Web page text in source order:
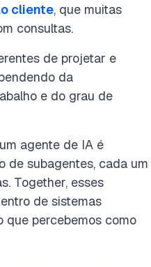
cliente, que muitas
consultas.
de projetar e
da
e do grau de
agente de IA é
de subagentes, cada um
Together, esses
de sistemas
que percebemos como